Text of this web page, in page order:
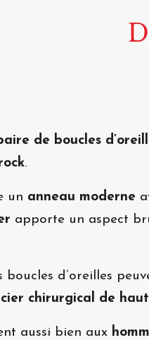
de boucles
.
un anneau moderne
apporte un aspect
boucles d’oreilles
chirurgical de
aussi bien aux